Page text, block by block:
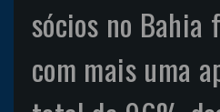
sócios no Bahia
com mais uma